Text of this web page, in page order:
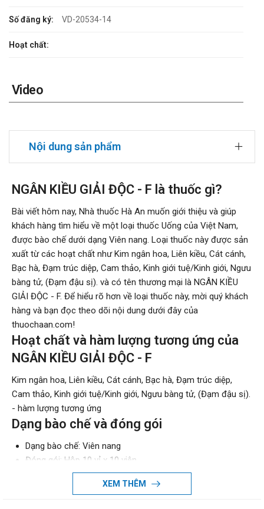
Số đăng ký: VD-20534-14
Hoạt chất:
Video
Nội dung sản phẩm
NGÂN KIỀU GIẢI ĐỘC - F là thuốc gì?
Bài viết hôm nay, Nhà thuốc Hà An muốn giới thiệu và giúp
khách hàng tìm hiểu về một loại thuốc Uống của Việt Nam,
được bào chế dưới dạng Viên nang. Loại thuốc này được sản
xuất từ các hoạt chất như Kim ngân hoa, Liên kiều, Cát cánh,
Bạc hà, Đạm trúc diệp, Cam thảo, Kinh giới tuệ/Kinh giới, Ngưu
bàng tử, (Đạm đậu sị). và có tên thương mại là NGÂN KIỀU
GIẢI ĐỘC - F. Để hiểu rõ hơn về loại thuốc này, mời quý khách
hàng và bạn đọc theo dõi nội dung dưới đây của
thuochaan.com!
Hoạt chất và hàm lượng tương ứng của
NGÂN KIỀU GIẢI ĐỘC - F
Kim ngân hoa, Liên kiều, Cát cánh, Bạc hà, Đạm trúc diệp,
Cam thảo, Kinh giới tuệ/Kinh giới, Ngưu bàng tử, (Đạm đậu sị).
- hàm lượng tương ứng
Dạng bào chế và đóng gói
Dạng bào chế: Viên nang
Đóng gói: Hộp 10 vỉ x 10 viên
Đường sử dụng: Uống
Nhà sản xuất và xuất xứ
XEM THÊM